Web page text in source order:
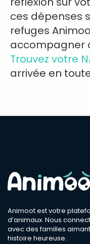
ces dépenses
refuges
accompagner
Trouvez votre
arrivée en
Animoot est votre
d’animaux. Nous
avec des familles
histoire heureuse.